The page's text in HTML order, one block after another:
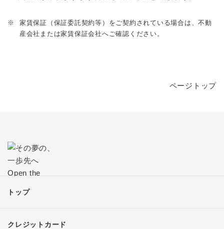
※
家賃保証（保証委託契約等）をご契約されている場合は、不動
産会社または家賃保証会社へご確認ください。
ページトップ
トップ
クレジットカード